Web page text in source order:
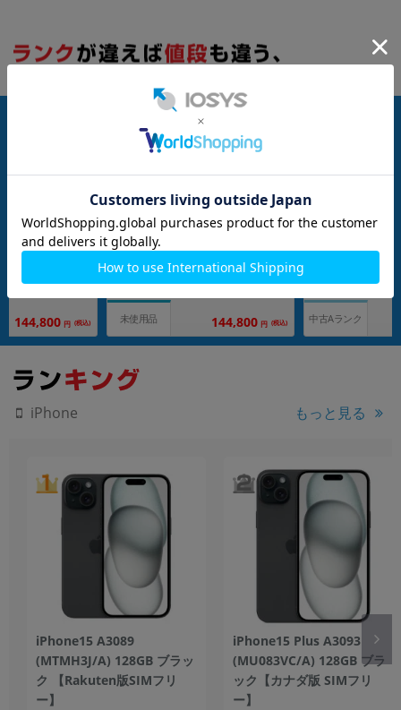
内版SIMフリ
144,800 円 (税込)
SIMFREE
B クラウドホワイト 【国内版SIMフ
リー】
メーカー：Apple
発売日：2025/09
付属品: 箱/USB-C充電ケーブル(1m)
在庫数：23
未使用品 144,800 円 (税込)
B クラウドホワイ
メーカー：Apple
在庫数：21
中古Aランク
iPhone もっと見る
iPhone15 A3089
(MTMH3J/A) 128GB ブラッ
ク 【Rakuten版SIMフリ
ー】
iPhone15 Plus A3093
(MU083VC/A) 128GB ブラ
ック【カナダ版 SIMフリ
ー】